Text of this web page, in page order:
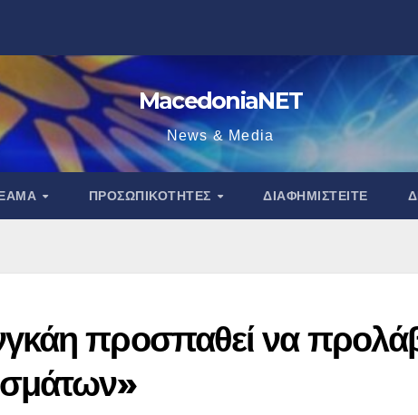
MacedoniaNET
News & Media
ΠΡΟΣΩΠΙΚΌΤΗΤΕΣ ΔΙΑΦΗΜΙΣΤΕΊΤΕ
προσπαθεί να